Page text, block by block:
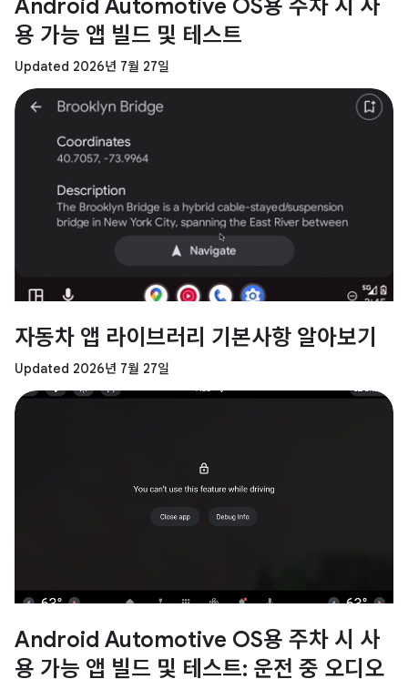
Android Automotive OS용 주차 시 사
용 가능 앱 빌드 및 테스트
Updated 2026년 7월 27일
자동차 앱 라이브러리 기본사항 알아보기
Updated 2026년 7월 27일
Android Automotive OS용 주차 시 사
용 가능 앱 빌드 및 테스트: 운전 중 오디오